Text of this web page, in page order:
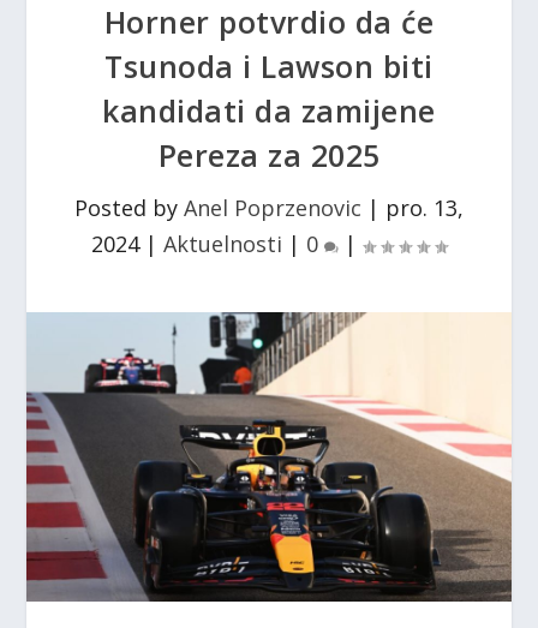
Horner potvrdio da će
Tsunoda i Lawson biti
kandidati da zamijene
Pereza za 2025
Posted by Anel Poprzenovic | pro. 13,
2024| Aktuelnosti | 0 |